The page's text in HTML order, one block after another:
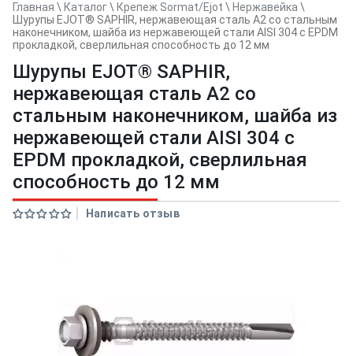
Главная \ Каталог\ Крепеж Sormat/Ejot \ Нержавейка \
Шурупы EJOT® SAPHIR, нержавеющая сталь А2 со стальным
наконечником, шайба из нержавеющей стали AISI 304 с EPDM
прокладкой, сверлильная способность до 12 мм
Шурупы EJOT® SAPHIR,
нержавеющая сталь А2 со
стальным наконечником, шайба из
нержавеющей стали AISI 304 с
EPDM прокладкой, сверлильная
способность до 12 мм
Написать отзыв